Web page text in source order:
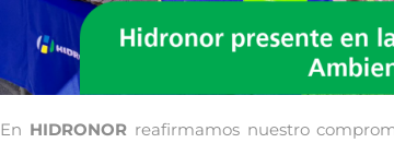
En HIDRONORreafirmamos nuestro